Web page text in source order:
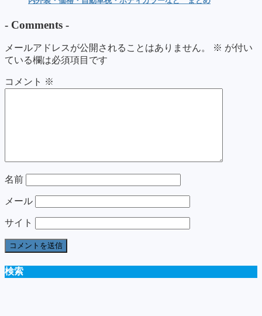
- Comments -
メールアドレスが公開されることはありません。 ※ が付い
ている欄は必須項目です
コメント ※
名前
メール
サイト
検索